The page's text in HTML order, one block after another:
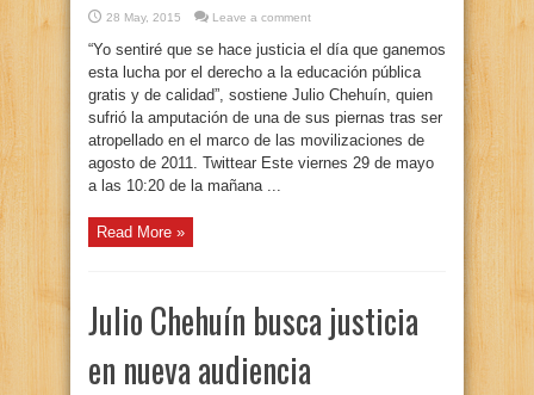
28 May, 2015 Leave a comment
“Yo sentiré que se hace justicia el día que ganemos
esta lucha por el derecho a la educación pública
gratis y de calidad”, sostiene Julio Chehuín, quien
sufrió la amputación de una de sus piernas tras ser
atropellado en el marco de las movilizaciones de
agosto de 2011. Twittear Este viernes 29 de mayo
a las 10:20 de la mañana ...
Read More »
Julio Chehuín busca justicia
en nueva audiencia